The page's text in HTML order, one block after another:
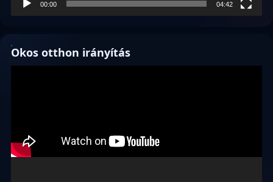
00:00 04:42
Okos otthon irányítás